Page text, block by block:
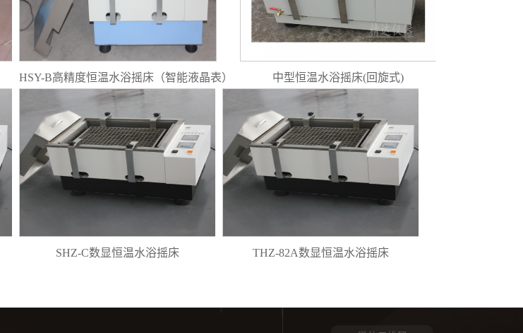
HSY-B高精度恒温水浴摇床（智能液晶表） 中型恒温水浴摇床(回旋式)
SHZ-C数显恒温水浴摇床
THZ-82A数显恒温水浴摇床